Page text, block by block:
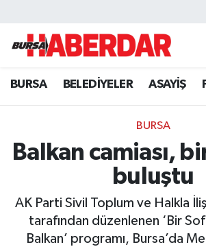
BURSA BELEDİYELER ASAYİŞ
BURSA
Balkan camiası,
buluştu
AK Parti Sivil Toplum ve Halkla
tarafından düzenlenen ‘Bir
Balkan’ programı, Bursa’da
Hava Durumu
Trafik Durumu
Süper Lig Puan Durumu ve
Tüm Manşetler
Haber Arşivi